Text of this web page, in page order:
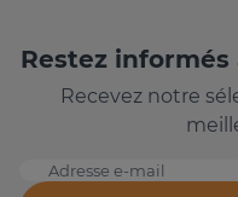
Restez
Recevez notre
Adresse e-mail